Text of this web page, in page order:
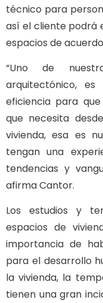
técnico para
así el cliente podrá
espacios de
“Uno de
arquitectónico,
eficiencia para
que necesita
vivienda, esa es
tengan una
tendencias y
afirma Cantor.
Los estudios y
espacios de
importancia de
para el desarrollo
la vivienda, la
tienen una gran